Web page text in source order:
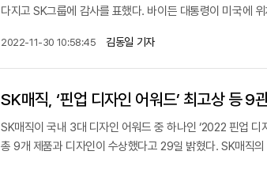
다지고 SK그룹에 감사를 표했다. 바이든 대통령이 미국에
2022-11-30 10:58:45 김동일 기자
SK매직, ‘핀업 디자인 어워드’ 최고상 등 9
SK매직이 국내 3대 디자인 어워드 중 하나인 ‘2022 핀업 디
총 9개 제품과 디자인이 수상했다고 29일 밝혔다. SK매직의